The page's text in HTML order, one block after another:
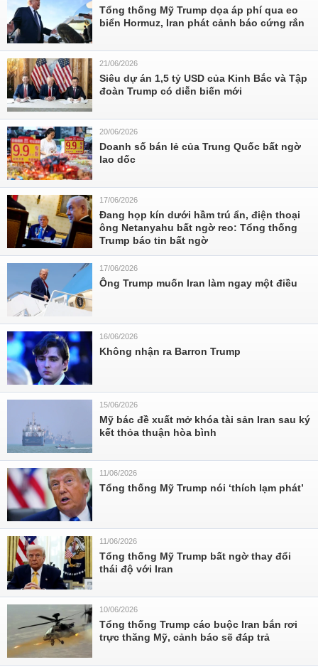
Tổng thống Mỹ Trump dọa áp phí qua eo
biển Hormuz, Iran phát cảnh báo cứng rắn
21/06/2026
Siêu dự án 1,5 tỷ USD của Kinh Bắc và Tập
đoàn Trump có diễn biến mới
20/06/2026
Doanh số bán lẻ của Trung Quốc bất ngờ
lao dốc
17/06/2026
Đang họp kín dưới hầm trú ẩn, điện thoại
ông Netanyahu bất ngờ reo: Tổng thống
Trump báo tin bất ngờ
17/06/2026
Ông Trump muốn Iran làm ngay một điều
16/06/2026
Không nhận ra Barron Trump
15/06/2026
Mỹ bác đề xuất mở khóa tài sản Iran sau ký
kết thỏa thuận hòa bình
11/06/2026
Tổng thống Mỹ Trump nói ‘thích lạm phát’
11/06/2026
Tổng thống Mỹ Trump bất ngờ thay đổi
thái độ với Iran
10/06/2026
Tổng thống Trump cáo buộc Iran bắn rơi
trực thăng Mỹ, cảnh báo sẽ đáp trả